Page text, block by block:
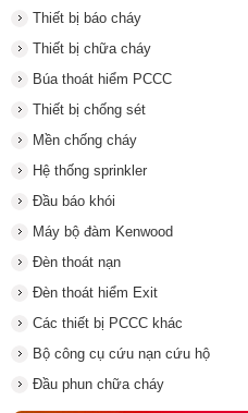
Thiết bị báo cháy
Thiết bị chữa cháy
Búa thoát hiểm PCCC
Thiết bị chống sét
Mền chống cháy
Hệ thống sprinkler
Đầu báo khói
Máy bộ đàm Kenwood
Đèn thoát nạn
Đèn thoát hiểm Exit
Các thiết bị PCCC khác
Bộ công cụ cứu nạn cứu hộ
Đầu phun chữa cháy